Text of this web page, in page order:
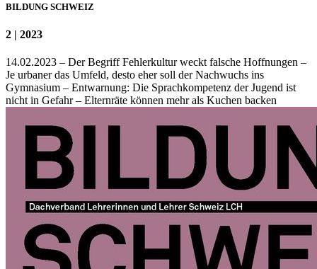
BILDUNG SCHWEIZ
2 | 2023
14.02.2023 – Der Begriff Fehlerkultur weckt falsche Hoffnungen –
Je urbaner das Umfeld, desto eher soll der Nachwuchs ins
Gymnasium – Entwarnung: Die Sprachkompetenz der Jugend ist
nicht in Gefahr – Elternräte können mehr als Kuchen backen